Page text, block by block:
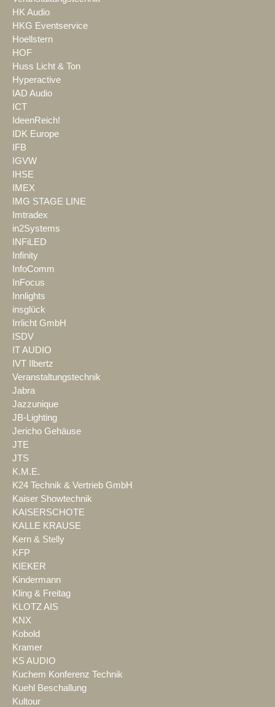
HK Audio
HKG Eventservice
Hoellstern
HOF
Huss Licht & Ton
Hyperactive
IAD Audio
ICT
IdeenReich!
IDK Europe
IFB
IGVW
IHSE
IMEX
IMG STAGE LINE
Imtradex
in2Systems
INFiLED
Infinity
InfoComm
InFocus
Innlights
insglück
Irrlicht GmbH
ISDV
IT AUDIO
IVT Ilbertz
Veranstaltungstechnik
Jabra
Jazzunique
JB-Lighting
Jericho Gehäuse
JTE
JTS
K.M.E.
K24 Technik & Vertrieb GmbH
Kaiser Showtechnik
KAISERSCHOTE
KALLE KRAUSE
Kern & Stelly
KFP
KIEKER
Kindermann
Kling & Freitag
KLOTZ AIS
KNX
Kobold
Kramer
KS AUDIO
Kuchem Konferenz Technik
Kuehl Beschallung
Kultour